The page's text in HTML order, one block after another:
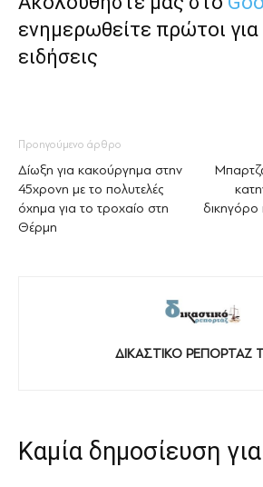
ενημερωθείτε πρώτοι για
ειδήσεις
Προηγούμενο άρθρο
Δίωξη για κακούργημα στην
45χρονη με τo πολυτελές
όχημα για το τροχαίο στη
Θέρμη
ΔΙΚΑΣΤΙΚΟ ΡΕΠΟΡΤΑΖ
Καμία δημοσίευση